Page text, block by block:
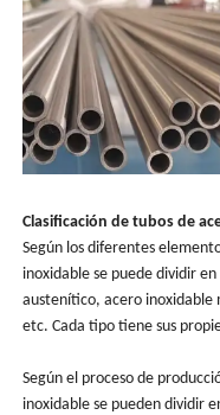
Clasificación de tubos de
Según los diferentes
inoxidable se puede dividir
austenítico, acero
etc. Cada tipo tiene sus
Según el proceso de
inoxidable se pueden dividir